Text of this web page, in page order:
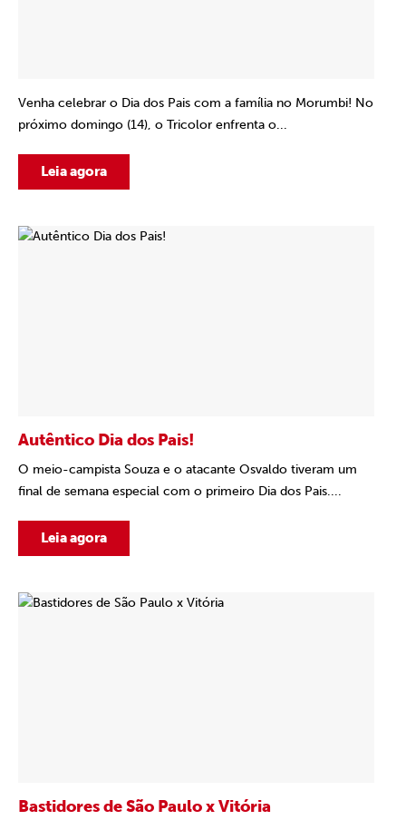
Venha celebrar o Dia dos Pais com a família no Morumbi! No
próximo domingo (14), o Tricolor enfrenta o...
Leia agora
Autêntico Dia dos Pais!
O meio-campista Souza e o atacante Osvaldo tiveram um
final de semana especial com o primeiro Dia dos Pais....
Leia agora
Bastidores de São Paulo x Vitória